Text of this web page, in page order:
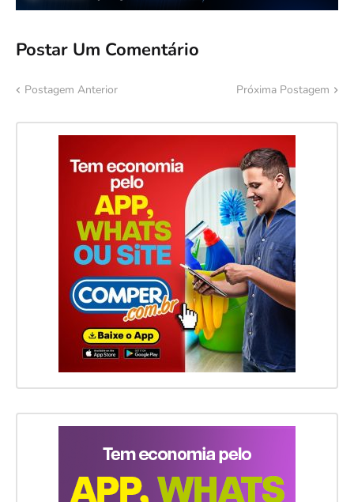
Postar Um Comentário
Postagem Anterior Próxima Postagem